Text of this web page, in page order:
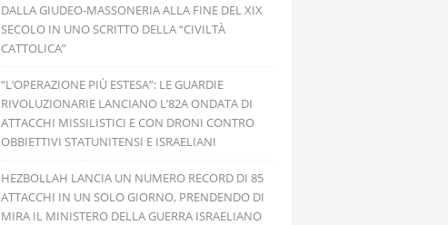
DALLA GIUDEO-MASSONERIA ALLA FINE DEL XIX
SECOLO IN UNO SCRITTO DELLA “CIVILTÀ
CATTOLICA”
“L’OPERAZIONE PIÙ ESTESA”: LE GUARDIE
RIVOLUZIONARIE LANCIANO L’82A ONDATA DI
ATTACCHI MISSILISTICI E CON DRONI CONTRO
OBBIETTIVI STATUNITENSI E ISRAELIANI
HEZBOLLAH LANCIA UN NUMERO RECORD DI 85
ATTACCHI IN UN SOLO GIORNO, PRENDENDO DI
MIRA IL MINISTERO DELLA GUERRA ISRAELIANO